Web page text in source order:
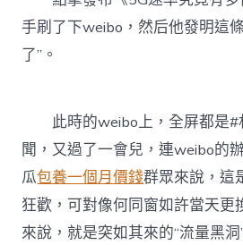
手刷了下weibo，然后他發明這
了”。
此時的weibo上，全屏都是#
聞，又過了一會兒，連weibo的
瓜包養一個月價錢群眾來說，這
狂歡，可對像何同窗如許當天更
來說，就是突如其來的“流量黑洞